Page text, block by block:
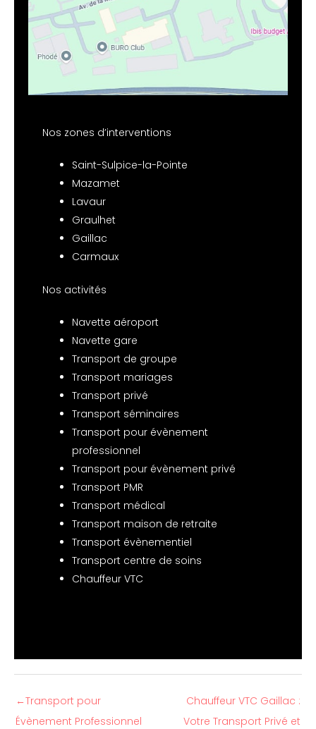
Nos zones d’interventions
Saint-Sulpice-la-Pointe
Mazamet
Lavaur
Graulhet
Gaillac
Carmaux
Nos activités
Navette aéroport
Navette gare
Transport de groupe
Transport mariages
Transport privé
Transport séminaires
Transport pour évènement
professionnel
Transport pour évènement privé
Transport PMR
Transport médical
Transport maison de retraite
Transport évènementiel
Transport centre de soins
Chauffeur VTC
←Transport pour
Évènement Professionnel
Chauffeur VTC Gaillac :
Votre Transport Privé et